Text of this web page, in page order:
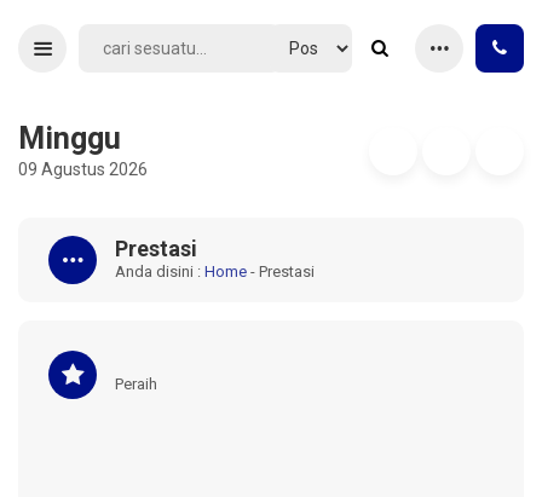
Minggu
09 Agustus 2026
Prestasi
Anda disini : Home - Prestasi
Peraih